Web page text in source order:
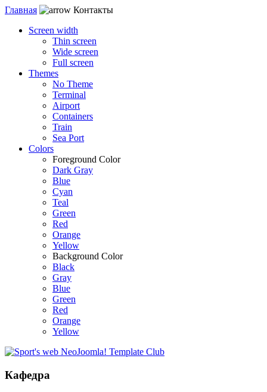
Главная
Контакты
Screen width
Thin screen
Wide screen
Full screen
Themes
No Theme
Terminal
Airport
Containers
Train
Sea Port
Colors
Foreground Color
Dark Gray
Blue
Cyan
Teal
Green
Red
Orange
Yellow
Background Color
Black
Gray
Blue
Green
Red
Orange
Yellow
Кафедра